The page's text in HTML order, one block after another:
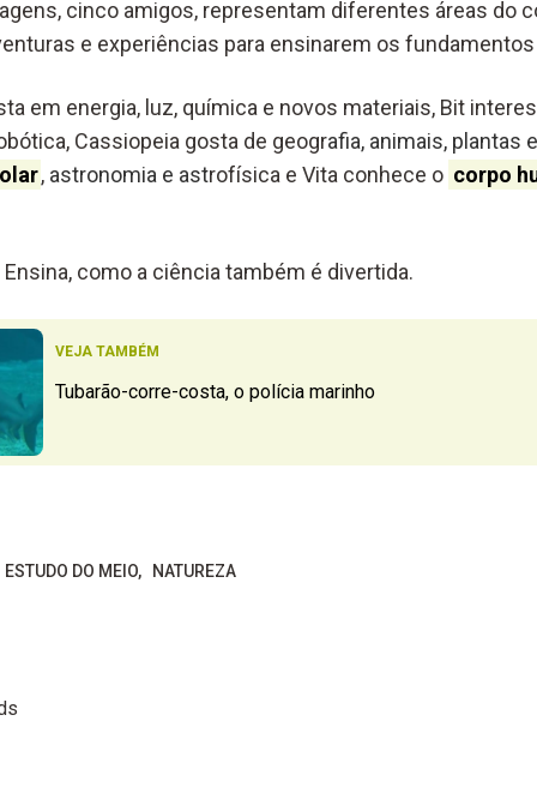
cinco amigos, representam diferentes áreas do
e experiências para ensinarem os
em energia, luz, química e novos materiais, Bit
Cassiopeia gosta de geografia, animais, plantas
, astronomia e astrofísica e Vita conhece o corpo
como a ciência também é divertida.
VEJA TAMBÉM
Tubarão-corre-costa, o polícia marinho
ESTUDO DO MEIO NATUREZA